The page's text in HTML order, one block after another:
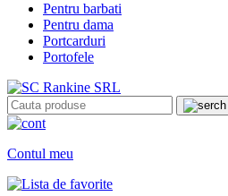
Pentru barbati
Pentru dama
Portcarduri
Portofele
Contul meu